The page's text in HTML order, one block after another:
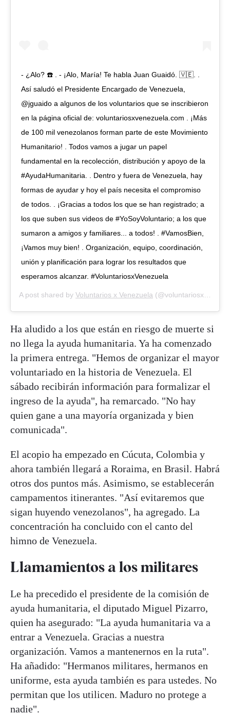
- ¿Alo? ☎️ . - ¡Alo, María! Te habla Juan Guaidó. 🇻🇪. .
Así saludó el Presidente Encargado de Venezuela,
@jguaido a algunos de los voluntarios que se inscribieron
en la página oficial de: voluntariosxvenezuela.com . ¡Más
de 100 mil venezolanos forman parte de este Movimiento
Humanitario! . Todos vamos a jugar un papel
fundamental en la recolección, distribución y apoyo de la
#AyudaHumanitaria. . Dentro y fuera de Venezuela, hay
formas de ayudar y hoy el país necesita el compromiso
de todos. . ¡Gracias a todos los que se han registrado; a
los que suben sus videos de #YoSoyVoluntario; a los que
sumaron a amigos y familiares... a todos! . #VamosBien,
¡Vamos muy bien! . Organización, equipo, coordinación,
unión y planificación para lograr los resultados que
esperamos alcanzar. #VoluntariosxVenezuela
A post shared by Voluntarios x Venezuela (@voluntariosxvenezuela) on
Ha aludido a los que están en riesgo de muerte si
no llega la ayuda humanitaria. Ya ha comenzado
la primera entrega. "Hemos de organizar el mayor
voluntariado en la historia de Venezuela. El
sábado recibirán información para formalizar el
ingreso de la ayuda", ha remarcado. "No hay
quien gane a una mayoría organizada y bien
comunicada".
El acopio ha empezado en Cúcuta, Colombia y
ahora también llegará a Roraima, en Brasil. Habrá
otros dos puntos más. Asimismo, se establecerán
campamentos itinerantes. "Así evitaremos que
sigan huyendo venezolanos", ha agregado. La
concentración ha concluido con el canto del
himno de Venezuela.
Llamamientos a los militares
Le ha precedido el presidente de la comisión de
ayuda humanitaria, el diputado Miguel Pizarro,
quien ha asegurado: "La ayuda humanitaria va a
entrar a Venezuela. Gracias a nuestra
organización. Vamos a mantenernos en la ruta".
Ha añadido: "Hermanos militares, hermanos en
uniforme, esta ayuda también es para ustedes. No
permitan que los utilicen. Maduro no protege a
nadie".